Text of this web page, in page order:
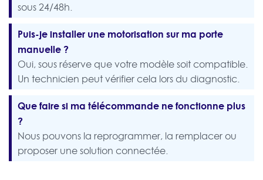
sous 24/48h.
Puis-je installer une motorisation sur ma porte
manuelle ?
Oui, sous réserve que votre modèle soit compatible.
Un technicien peut vérifier cela lors du diagnostic.
Que faire si ma télécommande ne fonctionne plus
?
Nous pouvons la reprogrammer, la remplacer ou
proposer une solution connectée.